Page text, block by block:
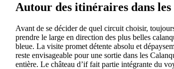
Autour des itinéraires dans les
Avant de se décider de quel circuit choisir,
prendre le large en direction des plus belles
bleue. La visite promet détente absolu et
reste envisageable pour une sortie dans les
entière. Le château d’if fait partie intégrante du